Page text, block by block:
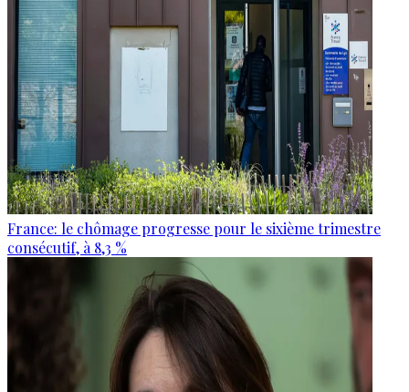
France: le chômage progresse pour le sixième trimestre
consécutif, à 8,3 %